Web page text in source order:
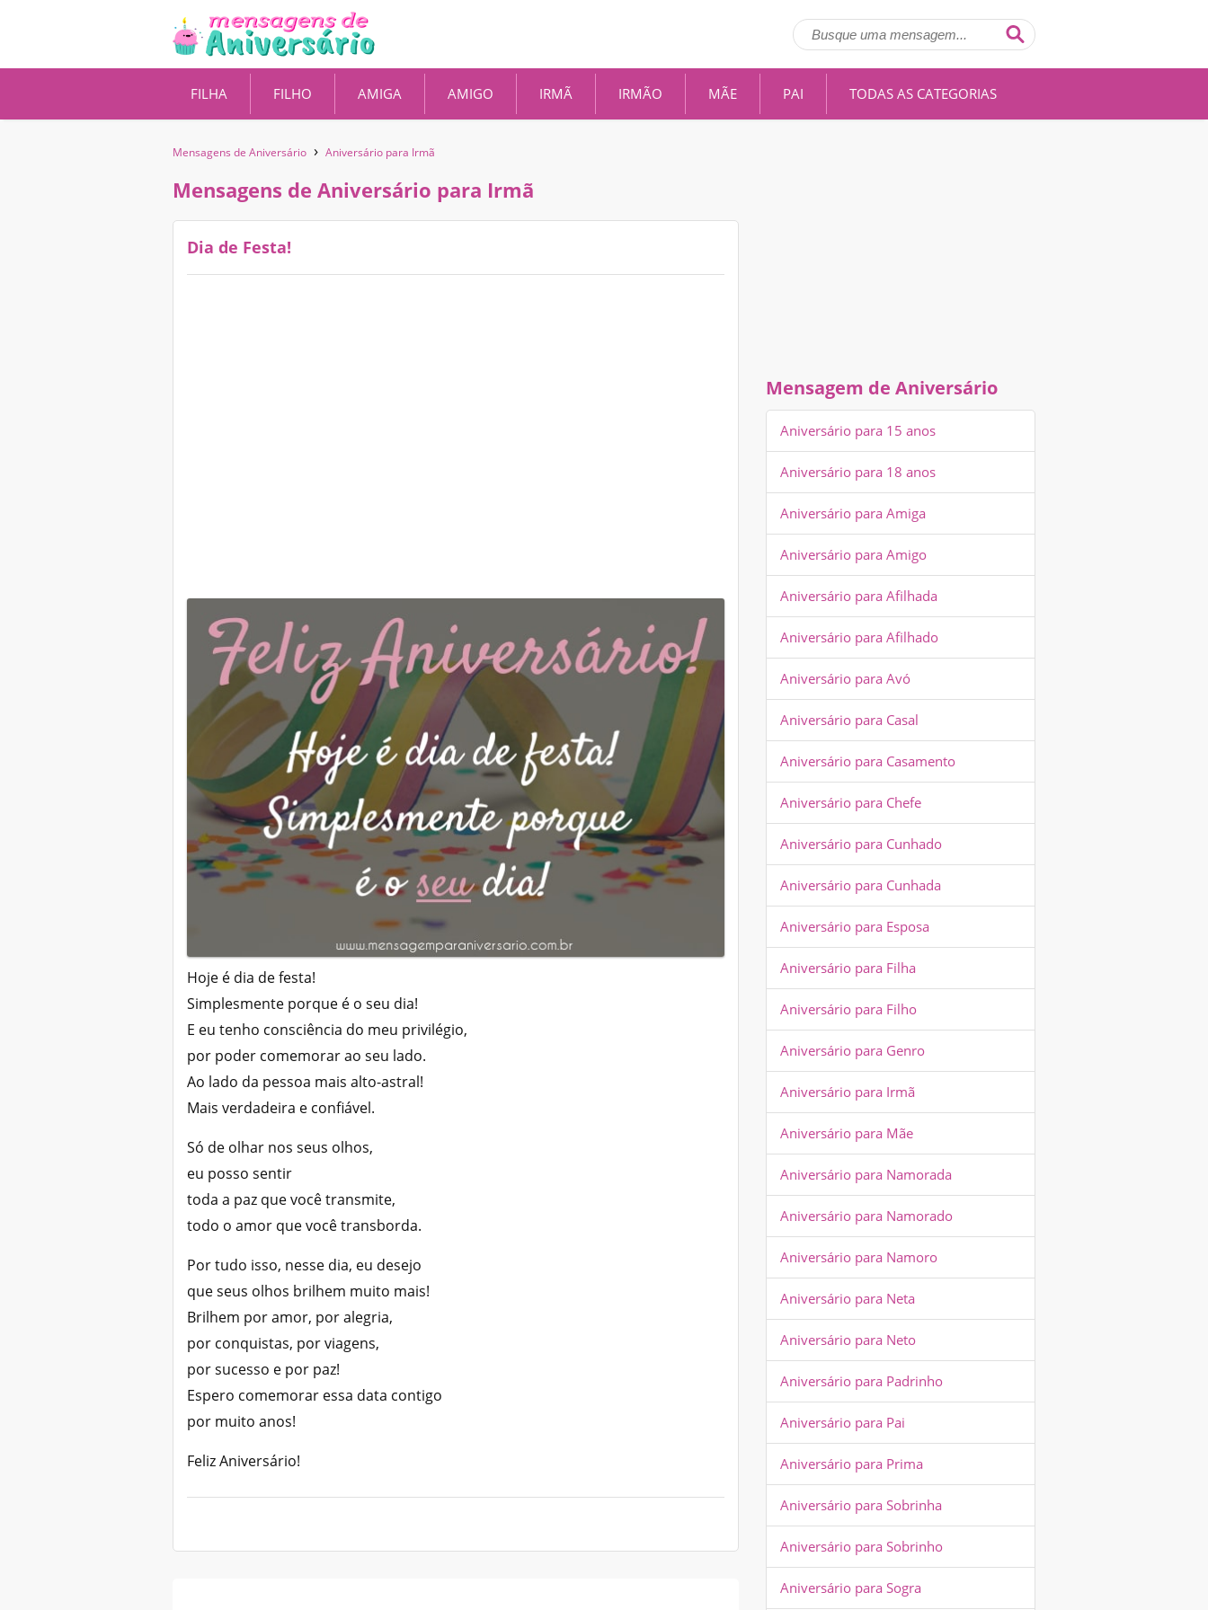
FILHA FILHO AMIGA AMIGO IRMÃ IRMÃO MÃE PAI TODAS AS CATEGORIAS
Mensagens de Aniversário › Aniversário para Irmã
Mensagens de Aniversário para Irmã
Dia de Festa!
Hoje é dia de festa!
Simplesmente porque é o seu dia!
E eu tenho consciência do meu privilégio,
por poder comemorar ao seu lado.
Ao lado da pessoa mais alto-astral!
Mais verdadeira e confiável.
Só de olhar nos seus olhos,
eu posso sentir
toda a paz que você transmite,
todo o amor que você transborda.
Por tudo isso, nesse dia, eu desejo
que seus olhos brilhem muito mais!
Brilhem por amor, por alegria,
por conquistas, por viagens,
por sucesso e por paz!
Espero comemorar essa data contigo
por muito anos!
Feliz Aniversário!
Mensagem de Aniversário
Aniversário para 15 anos
Aniversário para 18 anos
Aniversário para Amiga
Aniversário para Amigo
Aniversário para Afilhada
Aniversário para Afilhado
Aniversário para Avó
Aniversário para Casal
Aniversário para Casamento
Aniversário para Chefe
Aniversário para Cunhado
Aniversário para Cunhada
Aniversário para Esposa
Aniversário para Filha
Aniversário para Filho
Aniversário para Genro
Aniversário para Irmã
Aniversário para Mãe
Aniversário para Namorada
Aniversário para Namorado
Aniversário para Namoro
Aniversário para Neta
Aniversário para Neto
Aniversário para Padrinho
Aniversário para Pai
Aniversário para Prima
Aniversário para Sobrinha
Aniversário para Sobrinho
Aniversário para Sogra